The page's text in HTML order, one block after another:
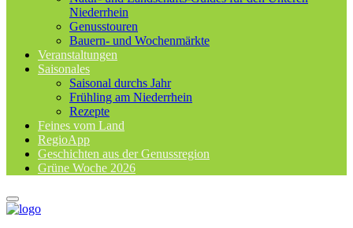
Niederrhein
Genusstouren
Bauern- und Wochenmärkte
Veranstaltungen
Saisonales
Saisonal durchs Jahr
Frühling am Niederrhein
Rezepte
Feines vom Land
RegioApp
Geschichten aus der Genussregion
Grüne Woche 2026